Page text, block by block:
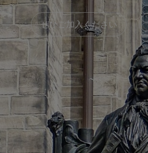
ぜひご加入ください